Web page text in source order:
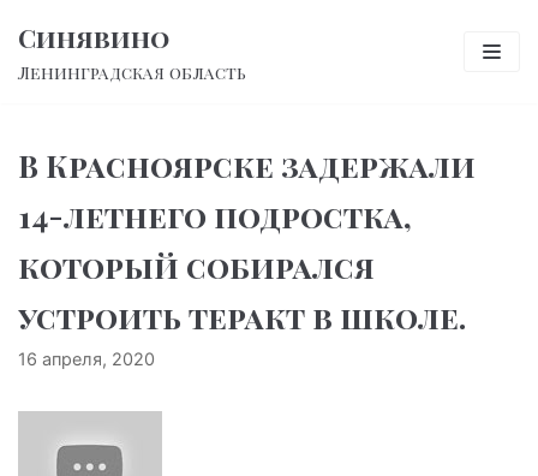
Перейти
к
Синявино
Ленинградская область
В Красноярске задержали
14-летнего подростка,
который собирался
устроить теракт в школе.
16 апреля, 2020